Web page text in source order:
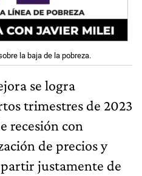
la baja de la pobreza.
se logra
trimestres de 2023
recesión con
de precios y
justamente de